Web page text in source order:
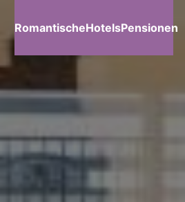
RomantischeHotelsPensionen